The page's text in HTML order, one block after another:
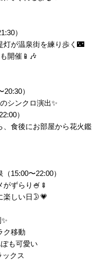
）
が温泉街を練り歩く🌃
開催📱🎶
）
シンクロ演出✨
）
食後にお部屋から花火鑑
15:00〜22:00）
ずらり🍧🍢
楽しい日🌛💗
ク移動
も可愛い
クス